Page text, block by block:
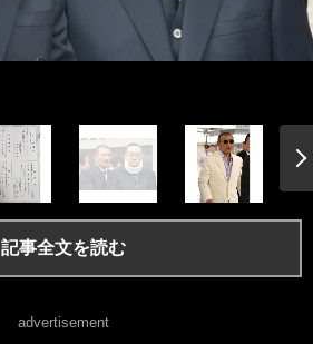
記事全文を読む
advertisement